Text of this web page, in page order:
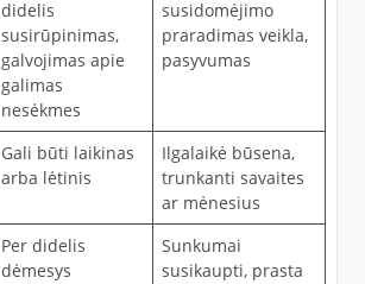
didelis
susirūpinimas,
galvojimas apie
galimas
nesėkmes
susidomėjimo
praradimas veikla,
pasyvumas
Gali būti laikinas
arba lėtinis
Ilgalaikė būsena,
trunkanti savaites
ar mėnesius
Per didelis
dėmesys
Sunkumai
susikaupti, prasta